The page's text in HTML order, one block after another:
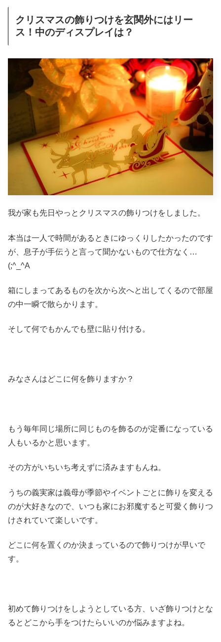
クリスマスの飾りつけを玄関外にはリー
ス！中のディスプレイは？
我が家も先日やっとクリスマスの飾りつけをしました。
本当は一人で時間があるときにゆっくりしたかったのです
が、息子が手伝うと言って聞かないもので仕方なく…
(;^_^A
箱にしまってあるものを次から次へと出してくるので部屋
の中一瞬で散らかります。
そして何でもかんでも壁に貼り付ける。
みなさんはどこに何を飾りますか？
もう毎年同じ場所に同じものを飾るのが定番になっている
人もいるかと思います。
その方がいちいち考えずに済みますもんね。
うちの義実家は義母が季節やイベントごとに飾りを変える
のが大好きなので、いつも家にお邪魔すると可愛く飾りつ
けされていて楽しいです。
どこに何を置くのか決まっているので飾りつけが早いで
す。
初めて飾りつけをしようとしている方、いざ飾りつけとな
るとどこから手をつけたらいいのか悩みますよね。